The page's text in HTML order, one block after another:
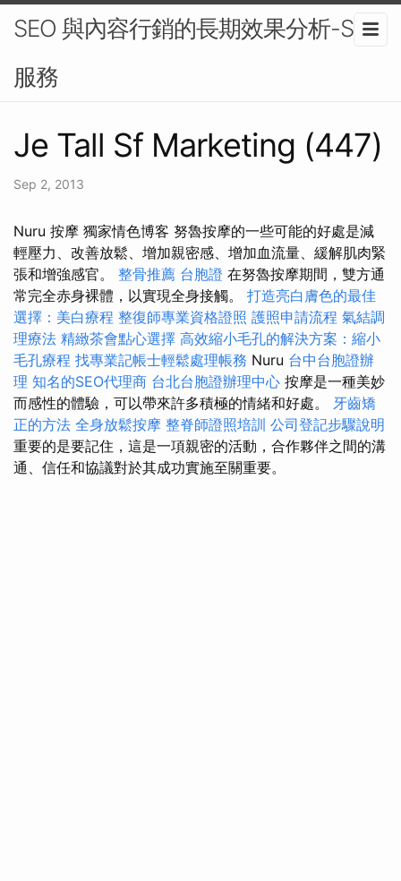
SEO 與內容行銷的長期效果分析-SEO
服務
Je Tall Sf Marketing (447)
Sep 2, 2013
Nuru 按摩 獨家情色博客 努魯按摩的一些可能的好處是減
輕壓力、改善放鬆、增加親密感、增加血流量、緩解肌肉緊
張和增強感官。 整骨推薦 台胞證 在努魯按摩期間，雙方通
常完全赤身裸體，以實現全身接觸。 打造亮白膚色的最佳
選擇：美白療程 整復師專業資格證照 護照申請流程 氣結調
理療法 精緻茶會點心選擇 高效縮小毛孔的解決方案：縮小
毛孔療程 找專業記帳士輕鬆處理帳務 Nuru 台中台胞證辦
理 知名的SEO代理商 台北台胞證辦理中心 按摩是一種美妙
而感性的體驗，可以帶來許多積極的情緒和好處。 牙齒矯
正的方法 全身放鬆按摩 整脊師證照培訓 公司登記步驟說明
重要的是要記住，這是一項親密的活動，合作夥伴之間的溝
通、信任和協議對於其成功實施至關重要。